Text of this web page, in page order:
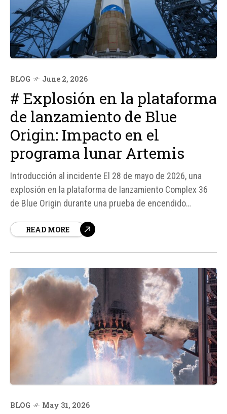
BLOG June 2, 2026
# Explosión en la plataforma
de lanzamiento de Blue
Origin: Impacto en el
programa lunar Artemis
Introducción al incidente El 28 de mayo de 2026, una
explosión en la plataforma de lanzamiento Complex 36
de Blue Origin durante una prueba de encendido
significativo en los planes de la compañía y en el
READ MORE
BLOG May 31, 2026